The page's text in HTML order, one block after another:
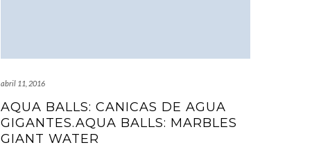
abril 11, 2016
AQUA BALLS: CANICAS DE AGUA
GIGANTES.AQUA BALLS: MARBLES
GIANT WATER